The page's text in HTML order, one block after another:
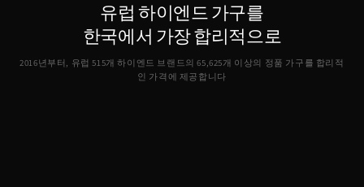
유럽 하이엔드 가구를
한국에서 가장 합리적으로
2016년부터, 유럽 515개 하이엔드 브랜드의65,625개 이상의 정품 가구를 합리적
인 가격에 제공합니다